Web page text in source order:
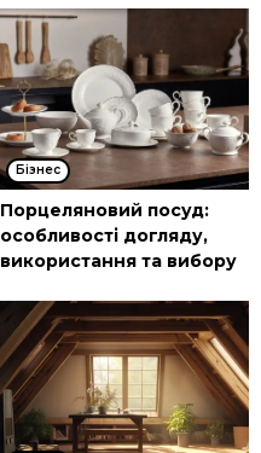
Бізнес
Порцеляновий посуд:
особливості догляду,
використання та вибору